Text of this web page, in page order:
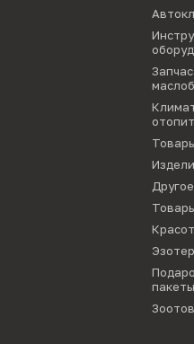
Другое
пакеты